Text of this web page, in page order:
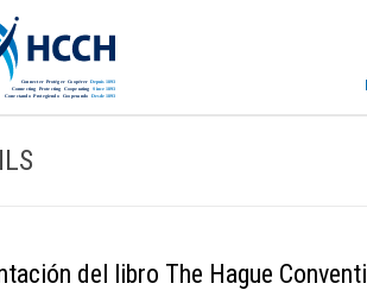
del libro The Hague